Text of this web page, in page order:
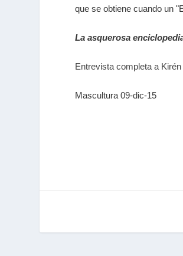
que se obtiene cuando un
La asquerosa
Entrevista completa a
Mascultura 09-dic-15